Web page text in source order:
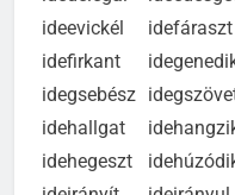
idedelegál
ideédesget
ideevickél
idefáraszt
idefirkant
idegenedik
idegsebész
idegszövet
idehallgat
idehangzik
idehegeszt
idehúzódik